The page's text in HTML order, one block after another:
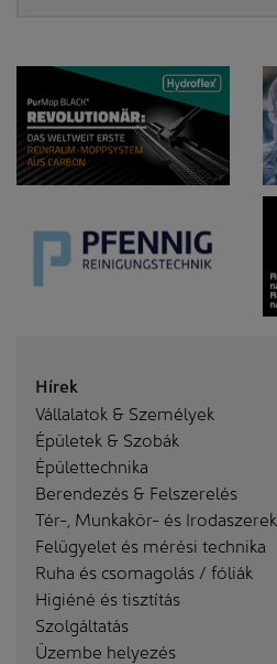
Hírek
Vállalatok & Személyek
Épületek & Szobák
Épülettechnika
Berendezés & Felszerelés
Tér-, Munkakör- és Irodaszerek
Felügyelet és mérési technika
Ruha és csomagolás / fóliák
Higiéné és tisztítás
Szolgáltatás
Üzembe helyezés